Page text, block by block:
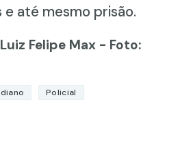
até mesmo prisão.
Felipe Max - Foto:
Policial